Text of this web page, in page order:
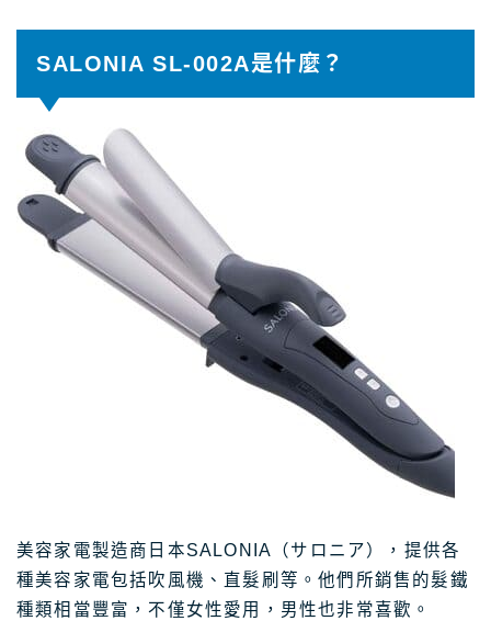
SALONIA SL-002A是什麼？
美容家電製造商日本SALONIA（サロニア），提供各
種美容家電包括吹風機、直髮刷等。他們所銷售的髮鐵
種類相當豐富，不僅女性愛用，男性也非常喜歡。